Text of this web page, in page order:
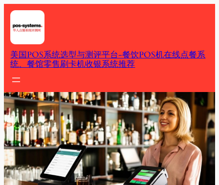
Skip
content
美国POS系统选型与测评平台-餐饮POS机在线点餐系
统、餐馆零售刷卡机收银系统推荐